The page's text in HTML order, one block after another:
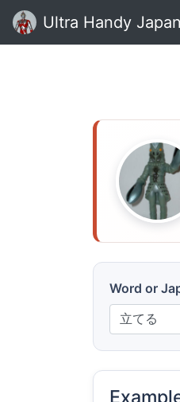
Ultra Handy
Word or